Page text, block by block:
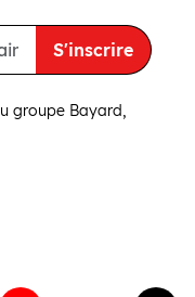
S'inscrire
groupe Bayard,